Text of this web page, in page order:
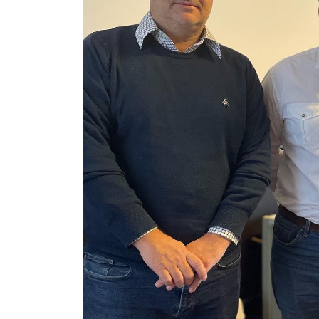
“Que el PIECAS no funcione es una
Por un país federal y solidario: el GEN
asistencia y recursos para Corrientes y